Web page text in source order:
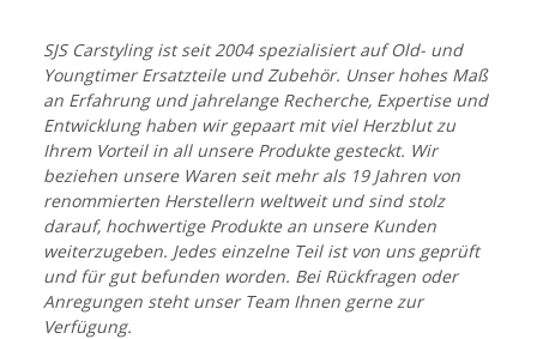
SJS Carstyling ist seit 2004 spezialisiert auf Old- und
Youngtimer Ersatzteile und Zubehör. Unser hohes Maß
an Erfahrung und jahrelange Recherche, Expertise und
Entwicklung haben wir gepaart mit viel Herzblut zu
Ihrem Vorteil in all unsere Produkte gesteckt. Wir
beziehen unsere Waren seit mehr als 19 Jahren von
renommierten Herstellern weltweit und sind stolz
darauf, hochwertige Produkte an unsere Kunden
weiterzugeben. Jedes einzelne Teil ist von uns geprüft
und für gut befunden worden. Bei Rückfragen oder
Anregungen steht unser Team Ihnen gerne zur
Verfügung.